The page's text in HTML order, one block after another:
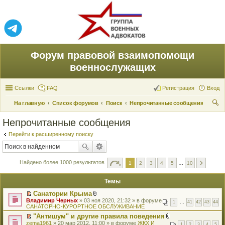
Форум правовой взаимопомощи
военнослужащих
Ссылки FAQ Вход
Регистрация
На главную Список форумов Поиск
Непрочитанные сообщения
Непрочитанные сообщения
Перейти к расширенному поиску
Найдено более 1000 результатов 1 2 3 4 5 10
Темы
П
е
р
е
й
Санатории Крыма
В
л
о
ж
е
1 41 42 43 44
Владимир Черных » 03 ноя 2020, 21:32 » в форуме
САНАТОРНО-КУРОРТНОЕ ОБСЛУЖИВАНИЕ
П
"Антишум" и другие правила поведения
В
zema1961 » 20 мар 2012, 11:00 » в форуме ЖКХ И